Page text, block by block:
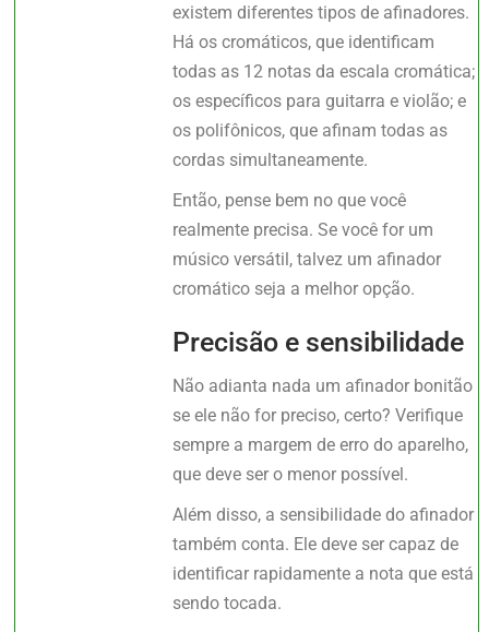
existem diferentes tipos de afinadores.
Há os cromáticos, que identificam
todas as 12 notas da escala cromática;
os específicos para guitarra e violão; e
os polifônicos, que afinam todas as
cordas simultaneamente.
Então, pense bem no que você
realmente precisa. Se você for um
músico versátil, talvez um afinador
cromático seja a melhor opção.
Precisão e sensibilidade
Não adianta nada um afinador bonitão
se ele não for preciso, certo? Verifique
sempre a margem de erro do aparelho,
que deve ser o menor possível.
Além disso, a sensibilidade do afinador
também conta. Ele deve ser capaz de
identificar rapidamente a nota que está
sendo tocada.